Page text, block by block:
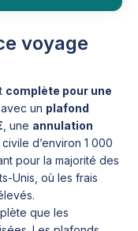
voyage
complète pour une
avec un plafond
, une annulation
d’environ 1 000
pour la majorité des
Unis, où les frais
que les